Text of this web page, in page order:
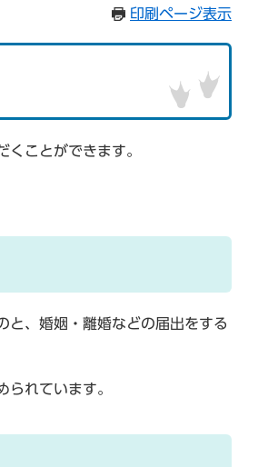
印刷ページ表示
ことができます。
と、婚姻・離婚などの届出をする
れています。